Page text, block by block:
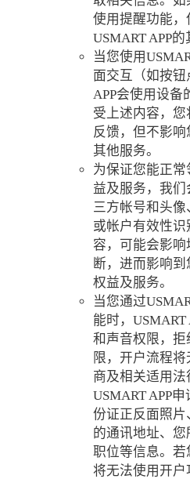
使用提醒功能，
USMART APP的
当您使用
面交互（如按钮
APP会使用设备
受上述内容，
反馈，但不影响
其他服务。
为保证您能正
益及服务，我
三方帐号和头
或帐户有效性
容，可能会影响
断，进而影响
权益及服务。
当您通过
能时，
和声音权限，
限，开户流程
商及相关适用
USMART APP
份证正反面照
的通讯地址、
职位等信息。
将无法使用开